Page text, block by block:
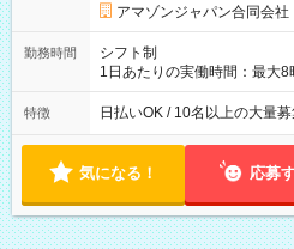
です。
アマゾンジャパン合同会社
勤務時間
シフト制
1日あたりの実働時間：最大
12時～21時
特徴 日払いOK / 10名以上の大量
気になる！ 応募